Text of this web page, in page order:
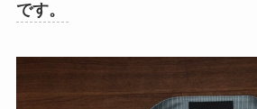
です。